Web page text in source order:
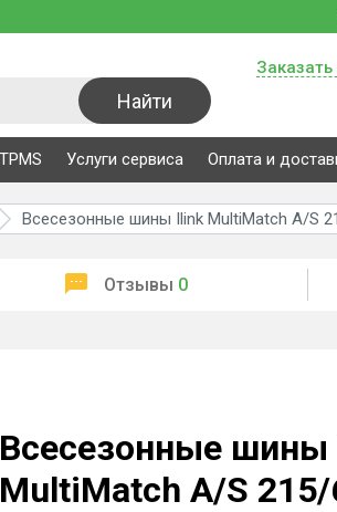
Найти
Заказать
Услуги сервиса Оплата и
Всесезонные шины Ilink MultiMatch A/S
Отзывы 0
Всесезонные шины
MultiMatch A/S 215/